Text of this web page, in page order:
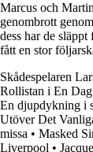
Marcus och
genombrott
dess har de
fått en stor
Skådespelaren
Rollistan i En Dag
En djupdykning i
Utöver Det
missa • Masked
Liverpool •